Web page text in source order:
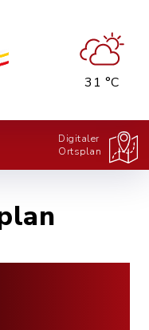
31 °C
Digitaler
Ortsplan